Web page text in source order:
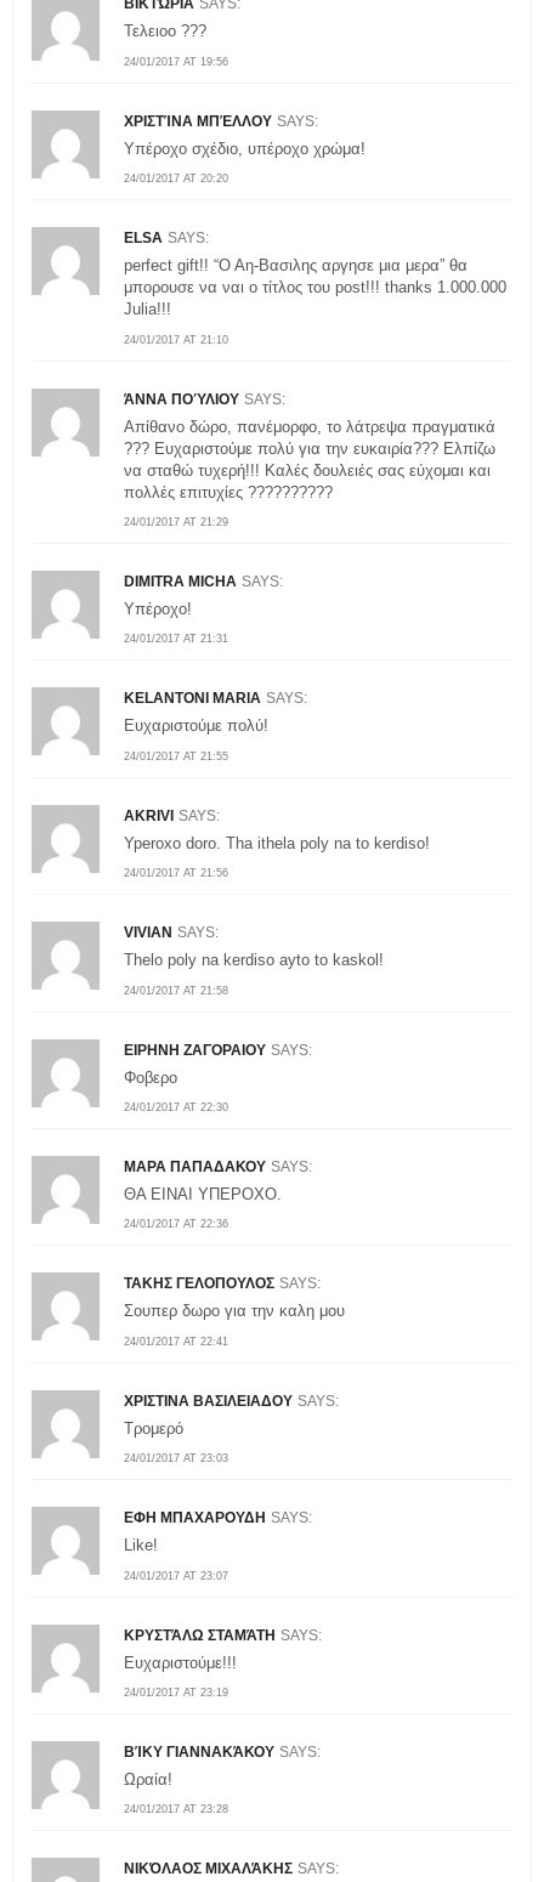
ΒΙΚΤΏΡΙΑ SAYS:
24/01/2017 AT 19:56
Τελειοο ???
ΧΡΙΣΤΊΝΑ ΜΠΈΛΛΟΥ SAYS:
24/01/2017 AT 20:20
Υπέροχο σχέδιο, υπέροχο χρώμα!
ELSA SAYS:
24/01/2017 AT 21:10
perfect gift!! “Ο Αη-Βασιλης αργησε μια μερα” θα
μπορουσε να ναι ο τίτλος του post!!! thanks 1.000.000
Julia!!!
ΆΝΝΑ ΠΟΎΛΙΟΥ SAYS:
24/01/2017 AT 21:29
Απίθανο δώρο, πανέμορφο, το λάτρεψα πραγματικά
??? Ευχαριστούμε πολύ για την ευκαιρία??? Ελπίζω
να σταθώ τυχερή!!! Καλές δουλειές σας εύχομαι και
πολλές επιτυχίες ??????????
DIMITRA MICHA SAYS:
24/01/2017 AT 21:31
Υπέροχο!
KELANTONI MARIA SAYS:
24/01/2017 AT 21:55
Ευχαριστούμε πολύ!
AKRIVI SAYS:
24/01/2017 AT 21:56
Yperoxo doro. Tha ithela poly na to kerdiso!
VIVIAN SAYS:
24/01/2017 AT 21:58
Thelo poly na kerdiso ayto to kaskol!
ΕΙΡΗΝΗ ΖΑΓΟΡΑΙΟΥ SAYS:
24/01/2017 AT 22:30
Φοβερο
ΜΑΡΑ ΠΑΠΑΔΑΚΟΥ SAYS:
24/01/2017 AT 22:36
ΘΑ ΕΙΝΑΙ ΥΠΕΡΟΧΟ.
ΤΑΚΗΣ ΓΕΛΟΠΟΥΛΟΣ SAYS:
24/01/2017 AT 22:41
Σουπερ δωρο για την καλη μου
ΧΡΙΣΤΙΝΑ ΒΑΣΙΛΕΙΑΔΟΥ SAYS:
24/01/2017 AT 23:03
Τρομερό
ΕΦΗ ΜΠΑΧΑΡΟΥΔΗ SAYS:
24/01/2017 AT 23:07
Like!
ΚΡΥΣΤΆΛΩ ΣΤΑΜΆΤΗ SAYS:
24/01/2017 AT 23:19
Ευχαριστούμε!!!
ΒΊΚΥ ΓΙΑΝΝΑΚΆΚΟΥ SAYS:
24/01/2017 AT 23:28
Ωραία!
ΝΙΚΌΛΑΟΣ ΜΙΧΑΛΆΚΗΣ SAYS: